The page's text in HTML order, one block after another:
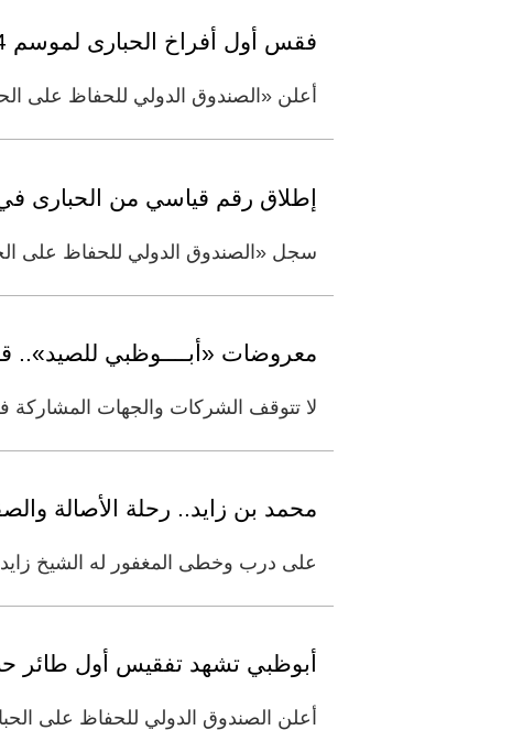
فقس أول أفراخ الحبارى لموسم 2014 في أبوظبي
أعلن «الصندوق الدولي للحفاظ على
إطلاق رقم قياسي من الحبارى في
سجل «الصندوق الدولي للحفاظ على الحبارى» رقماً قياسياً جديداً
معروضات «أبــــوظبي للصيد»..
لا تتوقف الشركات والجهات المشاركة في معرض
محمد بن زايد.. رحلة الأصالة
على درب وخطى المغفور له الشيخ زايد
أبوظبي تشهد تفقيس أول طائر
أعلن الصندوق الدولي للحفاظ على